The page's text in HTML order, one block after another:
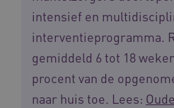
intensief en
interventieprogramma.
gemiddeld 6 tot 18
procent van de
naar huis toe. Lees: